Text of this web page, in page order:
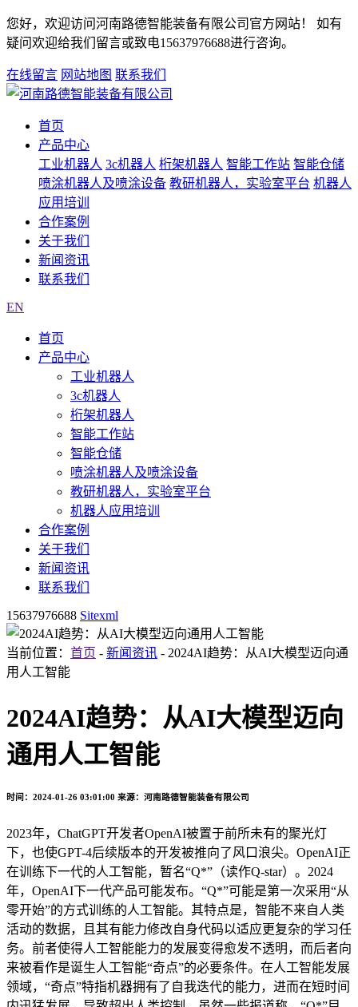
您好，欢迎访问河南路德智能装备有限公司官方网站！ 如有
疑问欢迎给我们留言或致电15637976688进行咨询。
在线留言 网站地图 联系我们
首页
产品中心
工业机器人 3c机器人 桁架机器人 智能工作站 智能仓储
喷涂机器人及喷涂设备 教研机器人，实验室平台 机器人
应用培训
合作案例
关于我们
新闻资讯
联系我们
EN
首页
产品中心
工业机器人
3c机器人
桁架机器人
智能工作站
智能仓储
喷涂机器人及喷涂设备
教研机器人，实验室平台
机器人应用培训
合作案例
关于我们
新闻资讯
联系我们
15637976688 Sitexml
当前位置： 首页 - 新闻资讯 - 2024AI趋势：从AI大模型迈向通
用人工智能
2024AI趋势：从AI大模型迈向
通用人工智能
时间：2024-01-26 03:01:00 来源：河南路德智能装备有限公司
2023年，ChatGPT开发者OpenAI被置于前所未有的聚光灯
下，也使GPT-4后续版本的开发被推向了风口浪尖。OpenAI正
在训练下一代的人工智能，暂名“Q*”（读作Q-star）。2024
年，OpenAI下一代产品可能发布。“Q*”可能是第一次采用“从
零开始”的方式训练的人工智能。其特点是，智能不来自人类
活动的数据，且其有能力修改自身代码以适应更复杂的学习任
务。前者使得人工智能能力的发展变得愈发不透明，而后者向
来被看作是诞生人工智能“奇点”的必要条件。在人工智能发展
领域，“奇点”特指机器拥有了自我迭代的能力，进而在短时间